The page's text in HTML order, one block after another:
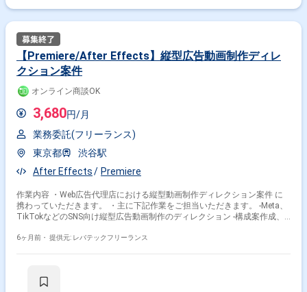
【Premiere/After Effects】縦型広告動画制作ディレ
クション案件
オンライン商談OK
3,680円/月
業務委託(フリーランス)
東京都
渋谷駅
After Effects
Premiere
作業内容 ・Web広告代理店における縦型動画制作ディレクション案件 に
携わっていただきます。 ・主に下記作業をご担当いただきます。 -Meta、
TikTokなどのSNS向け縦型広告動画制作のディレクション -構成案作成、
6ヶ月前・ 提供元: レバテックフリーランス